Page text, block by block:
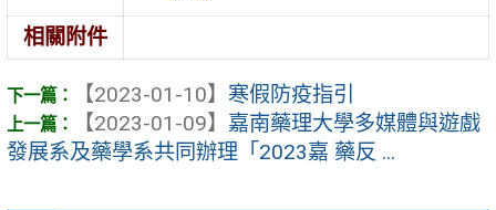
相關附件
【2023-01-10】 寒假防疫指引
【2023-01-09】 嘉南藥理大學多媒體與遊戲
發展系及藥學系共同辦理「2023嘉 藥反 ...